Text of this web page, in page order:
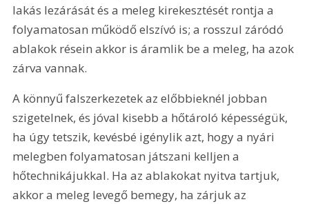
lakás lezárását és a meleg kirekesztését rontja a
folyamatosan működő elszívó is; a rosszul záródó
ablakok résein akkor is áramlik be a meleg, ha azok
zárva vannak.
A könnyű falszerkezetek az előbbieknél jobban
szigetelnek, és jóval kisebb a hőtároló képességük,
ha úgy tetszik, kevésbé igénylik azt, hogy a nyári
melegben folyamatosan játszani kelljen a
hőtechnikájukkal. Ha az ablakokat nyitva tartjuk,
akkor a meleg levegő bemegy, ha zárjuk az